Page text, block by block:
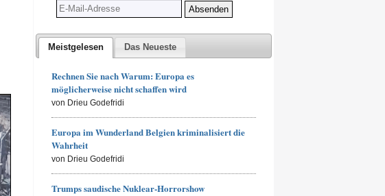
Meistgelesen Das Neueste
Rechnen Sie nach Warum: Europa es
möglicherweise nicht schaffen wird
von Drieu Godefridi
Europa im Wunderland Belgien kriminalisiert die
Wahrheit
von Drieu Godefridi
Trumps saudische Nuklear-Horrorshow